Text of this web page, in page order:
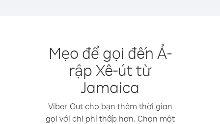
Mẹo để gọi đến Ả-
rập Xê-út từ
Jamaica
Viber Out cho bạn thêm thời gian
gọi với chi phí thấp hơn. Chọn một